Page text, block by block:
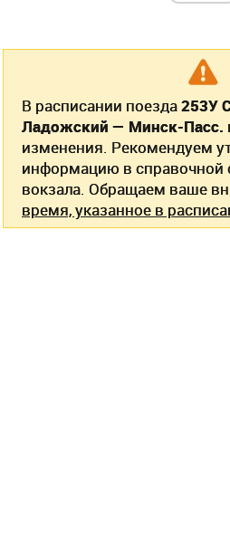
В расписании поезда253У
Ладожский — Минск-Пасс.
изменения. Рекомендуем
информацию в справочной
вокзала. Обращаем ваше
время, указанное в